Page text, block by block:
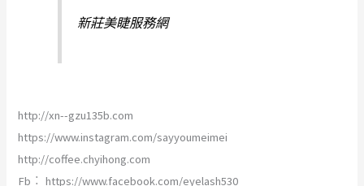
新莊美睫服務網
http://xn--gzu135b.com
https://www.instagram.com/sayyoumeimei
http://coffee.chyihong.com
Fb︰ https://www.facebook.com/eyelash530